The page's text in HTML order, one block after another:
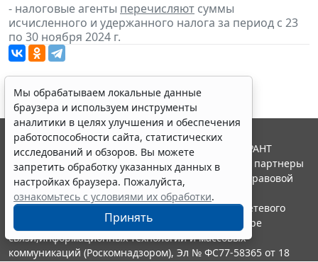
- налоговые агенты перечисляют суммы
исчисленного и удержанного налога за период с 23
по 30 ноября 2024 г.
Мы обрабатываем локальные данные
браузера и используем инструменты
аналитики в целях улучшения и обеспечения
работоспособности сайта, статистических
исследований и обзоров. Вы можете
запретить обработку указанных данных в
настройках браузера. Пожалуйста,
ознакомьтесь с условиями их обработки.
Принять
© ООО "НПП "ГАРАНТ-СЕРВИС", 2026. Система ГАРАНТ
выпускается с 1990 года. Компания "Гарант" и ее партнеры
являются участниками Российской ассоциации правовой
информации ГАРАНТ.
Портал ГАРАНТ.РУ зарегистрирован в качестве сетевого
издания Федеральной службой по надзору в сфере
связи,информационных технологий и массовых
коммуникаций (Роскомнадзором), Эл № ФС77-58365 от 18